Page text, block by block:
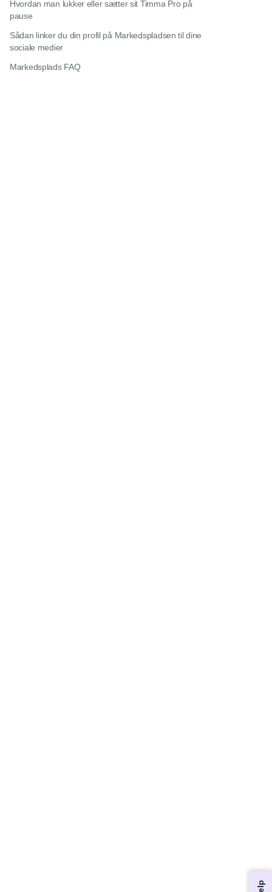
Hvordan man lukker eller sætter sit Timma Pro på
pause
Sådan linker du din profil på Markedspladsen til dine
sociale medier
Markedsplads FAQ